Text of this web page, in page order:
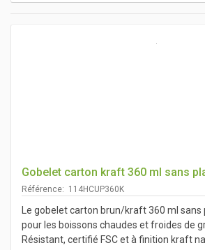
Gobelet carton kraft 360 ml sans
Référence: 114HCUP360K
Le gobelet carton brun/kraft 360 ml
pour les boissons chaudes et froides de
Résistant, certifié FSC et à finition kraft